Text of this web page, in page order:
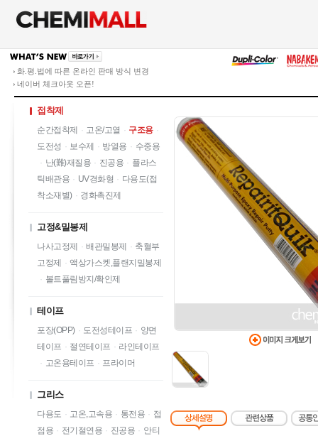
화.평.법에 따른 온라인 판매 방식 변경
네이버 체크아웃 오픈!
접착제
순간접착제 · 고온/고열 · 구조용 ·
도전성 · 보수제 · 방열용 · 수중용
· 난(難)재질용 · 진공용 · 플라스
틱배관용 · UV경화형 · 다용도(접
착소재별) · 경화촉진제
고정&밀봉제
나사고정제 · 배관밀봉제 · 축혈부
고정제
· 액상가스켓,플랜지밀봉제
· 볼트풀림방지/확인제
테이프
포장(OPP) · 도전성테이프 · 양면
테이프 · 절연테이프 · 라인테이프
· 고온용테이프 · 프라이머
그리스
다용도 · 고온,고속용 · 통전용 · 접
점용 · 전기절연용 · 진공용 · 안티